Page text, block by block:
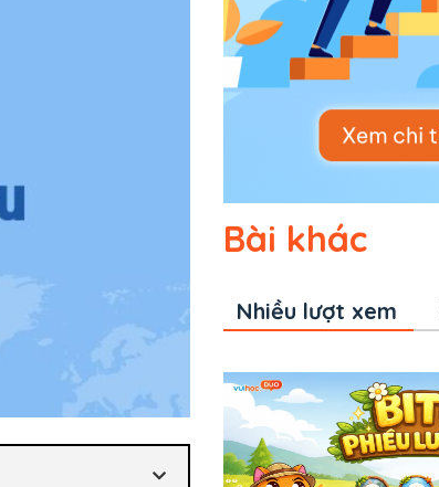
Bài khác
Nhiều lượt xem